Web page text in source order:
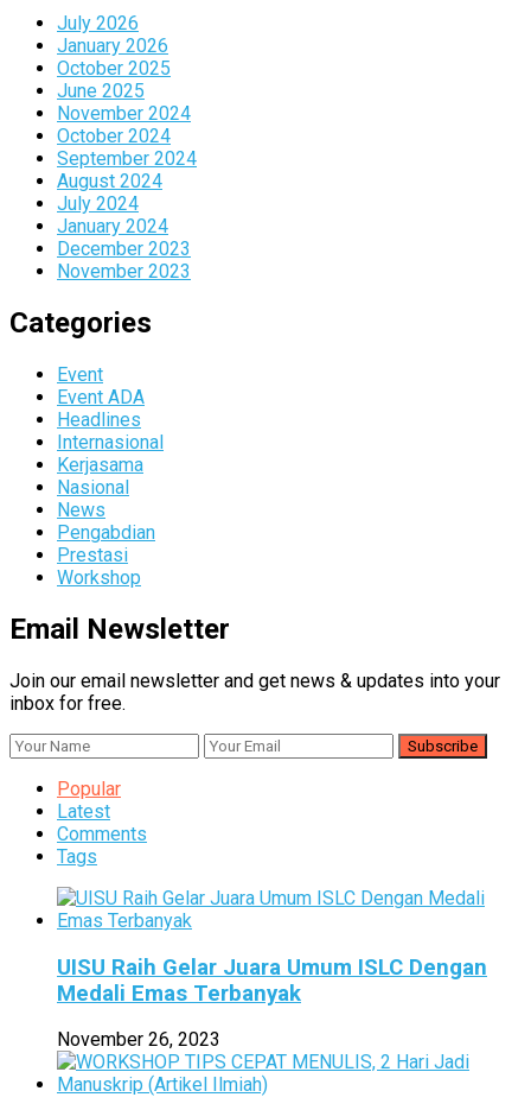
July 2026
January 2026
October 2025
June 2025
November 2024
October 2024
September 2024
August 2024
July 2024
January 2024
December 2023
November 2023
Categories
Event
Event ADA
Headlines
Internasional
Kerjasama
Nasional
News
Pengabdian
Prestasi
Workshop
Email Newsletter
Join our email newsletter and get news & updates into your
inbox for free.
Popular
Latest
Comments
Tags
UISU Raih Gelar Juara Umum ISLC Dengan
Medali Emas Terbanyak
November 26, 2023